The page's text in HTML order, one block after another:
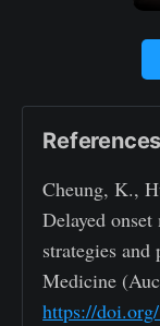
References
Cheung, K.,
Delayed onset
strategies
Medicine
https://